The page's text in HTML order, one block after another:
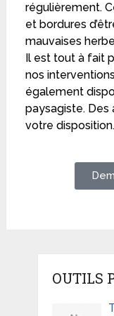
régulièrement.
et bordures
mauvaises
Il est tout à fait
nos
également
paysagiste.
votre disposition.
OUTILS